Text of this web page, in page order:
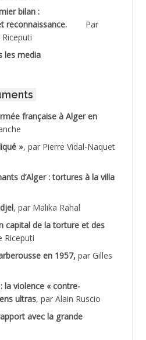
le Coiffeur
bilan :
reconnaissance.
Par
les media
française à Alger en
», par Pierre Vidal-Naquet
d’Alger : tortures à la villa
, par Malika Rahal
capital de la torture et des
Riceputi
en 1957, par Gilles
la violence « contre-
ultras, par Alain Ruscio
avec la grande